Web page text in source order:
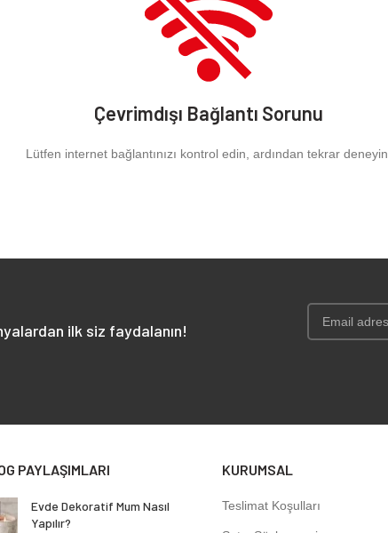
Çevrimdışı Bağlantı Sorunu
Lütfen internet bağlantınızı kontrol edin, ardından tekrar deneyin.
ilk siz faydalanın!
PAYLAŞIMLARI
Evde Dekoratif Mum Nasıl
Yapılır?
KURUMSAL
Teslimat Koşulları